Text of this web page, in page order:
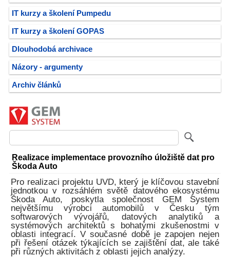
IT kurzy a školení Pumpedu
IT kurzy a školení GOPAS
Dlouhodobá archivace
Názory - argumenty
Archiv článků
Realizace implementace provozního úložiště dat pro
Škoda Auto
Pro realizaci projektu UVD, který je klíčovou stavební
jednotkou v rozsáhlém světě datového ekosystému
Škoda Auto, poskytla společnost GEM System
největšímu výrobci automobilů v Česku tým
softwarových vývojářů, datových analytiků a
systémových architektů s bohatými zkušenostmi v
oblasti integrací. V současné době je zapojen nejen
při řešení otázek týkajících se zajištění dat, ale také
při různých aktivitách z oblasti jejich analýzy.